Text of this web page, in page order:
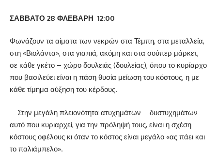
ΣΑΒΒΑΤΟ 28 ΦΛΕΒΑΡΗ 12:00
Φωνάζουν τα αίματα των νεκρών στα Τέμπη, στα μεταλλεία,
στη «Βιολάντα», στα γιαπιά, ακόμη και στα σούπερ μάρκετ,
σε κάθε γκέτο – χώρο δουλειάς (δουλείας), όπου το κυρίαρχο
που βασιλεύει είναι η πάση θυσία μείωση του κόστους, η με
κάθε τίμημα αύξηση του κέρδους.
Στην μεγάλη πλειονότητα ατυχημάτων – δυστυχημάτων
αυτό που κυριαρχεί, για την πρόληψή τους, είναι η σχέση
κόστους οφέλους κι όταν το κόστος είναι μεγάλο «ας πάει και
το παλιάμπελο».